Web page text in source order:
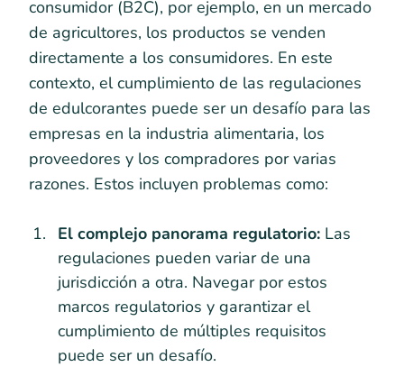
consumidor (B2C), por ejemplo, en un mercado
de agricultores, los productos se venden
directamente a los consumidores. En este
contexto, el cumplimiento de las regulaciones
de edulcorantes puede ser un desafío para las
empresas en la industria alimentaria, los
proveedores y los compradores por varias
razones. Estos incluyen problemas como:
El complejo panorama regulatorio: Las
regulaciones pueden variar de una
jurisdicción a otra. Navegar por estos
marcos regulatorios y garantizar el
cumplimiento de múltiples requisitos
puede ser un desafío.